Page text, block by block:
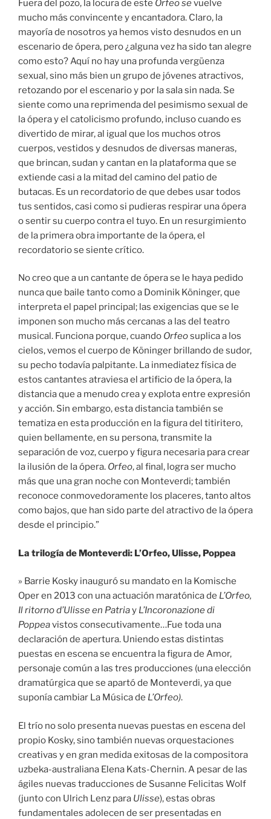
Fuera del pozo, la locura de este Orfeo sevuelve
mucho más convincente y encantadora. Claro, la
mayoría de nosotros ya hemos visto desnudos en un
escenario de ópera, pero ¿alguna vez ha sido tan alegre
como esto? Aquí no hay una profunda vergüenza
sexual, sino más bien un grupo de jóvenes atractivos,
retozando por el escenario y por la sala sin nada. Se
siente como una reprimenda del pesimismo sexual de
la ópera y el catolicismo profundo, incluso cuando es
divertido de mirar, al igual que los muchos otros
cuerpos, vestidos y desnudos de diversas maneras,
que brincan, sudan y cantan en la plataforma que se
extiende casi a la mitad del camino del patio de
butacas. Es un recordatorio de que debes usar todos
tus sentidos, casi como si pudieras respirar una ópera
o sentir su cuerpo contra el tuyo. En un resurgimiento
de la primera obra importante de la ópera, el
recordatorio se siente crítico.
No creo que a un cantante de ópera se le haya pedido
nunca que baile tanto como a Dominik Köninger, que
interpreta el papel principal; las exigencias que se le
imponen son mucho más cercanas a las del teatro
musical. Funciona porque, cuando Orfeosuplica a los
cielos, vemos el cuerpo de Köninger brillando de sudor,
su pecho todavía palpitante. La inmediatez física de
estos cantantes atraviesa el artificio de la ópera, la
distancia que a menudo crea y explota entre expresión
y acción. Sin embargo, esta distancia también se
tematiza en esta producción en la figura del titiritero,
quien bellamente, en su persona, transmite la
separación de voz, cuerpo y figura necesaria para crear
la ilusión de la ópera. Orfeo, al final, logra ser mucho
más que una gran noche con Monteverdi; también
reconoce conmovedoramente los placeres, tanto altos
como bajos, que han sido parte del atractivo de la ópera
desde el principio.”
La trilogía de Monteverdi: L’Orfeo, Ulisse, Poppea
» Barrie Kosky inauguró su mandato en la Komische
Oper en 2013 con una actuación maratónica de L’Orfeo,
Il ritorno d’Ulisse en Patriay L’Incoronazione di
Poppeavistos consecutivamente…Fue toda una
declaración de apertura. Uniendo estas distintas
puestas en escena se encuentra la figura de Amor,
personaje común a las tres producciones (una elección
dramatúrgica que se apartó de Monteverdi, ya que
suponía cambiar La Música de L’Orfeo).
El trío no solo presenta nuevas puestas en escena del
propio Kosky, sino también nuevas orquestaciones
creativas y en gran medida exitosas de la compositora
uzbeka-australiana Elena Kats-Chernin. A pesar de las
ágiles nuevas traducciones de Susanne Felicitas Wolf
(junto con Ulrich Lenz para Ulisse), estas obras
fundamentales adolecen de ser presentadas en